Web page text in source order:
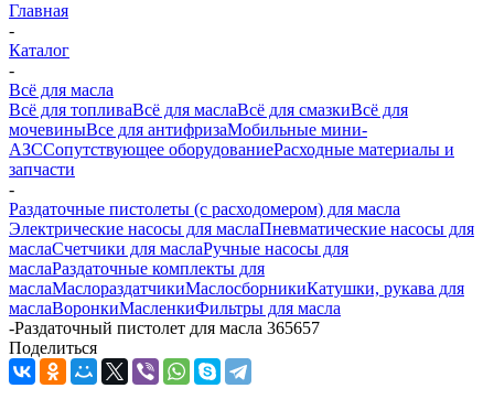
Главная
-
Каталог
-
Всё для масла
Всё для топливаВсё для маслаВсё для смазкиВсё для
мочевиныВсе для антифризаМобильные мини-
АЗССопутствующее оборудованиеРасходные материалы и
запчасти
-
Раздаточные пистолеты (с расходомером) для масла
Электрические насосы для маслаПневматические насосы для
маслаСчетчики для маслаРучные насосы для
маслаРаздаточные комплекты для
маслаМаслораздатчикиМаслосборникиКатушки, рукава для
маслаВоронкиМасленкиФильтры для масла
-Раздаточный пистолет для масла 365657
Поделиться